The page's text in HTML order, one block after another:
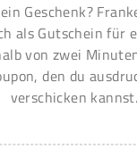
Geschenk?
als Gutschein für
von zwei
den du
verschicken kannst.